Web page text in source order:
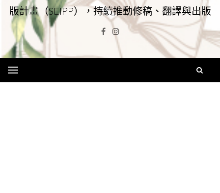
版計畫（SEIPP），持續推動修稿、翻譯與出版
Facebook
Instagram